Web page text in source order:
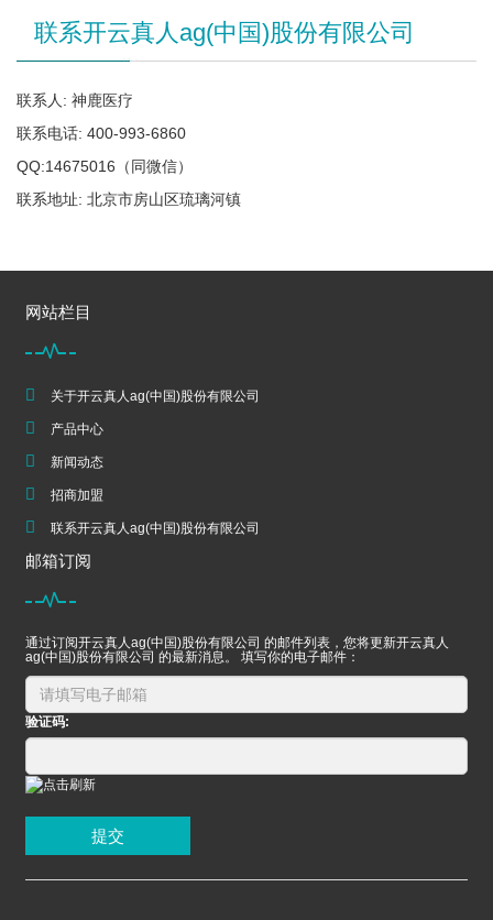
联系开云真人ag(中国)股份有限公司
联系人: 神鹿医疗
联系电话: 400-993-6860
QQ:14675016（同微信）
联系地址: 北京市房山区琉璃河镇
网站栏目
关于开云真人ag(中国)股份有限公司
产品中心
新闻动态
招商加盟
联系开云真人ag(中国)股份有限公司
邮箱订阅
通过订阅开云真人ag(中国)股份有限公司 的邮件列表，您将更新开云真人
ag(中国)股份有限公司 的最新消息。 填写你的电子邮件：
验证码:
提交